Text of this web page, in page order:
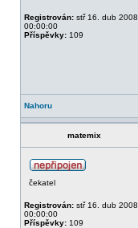
Registrován: stř 16. dub 2008
00:00:00
Příspěvky: 109
Nahoru
matemix
čekatel
Registrován: stř 16. dub 2008
00:00:00
Příspěvky: 109